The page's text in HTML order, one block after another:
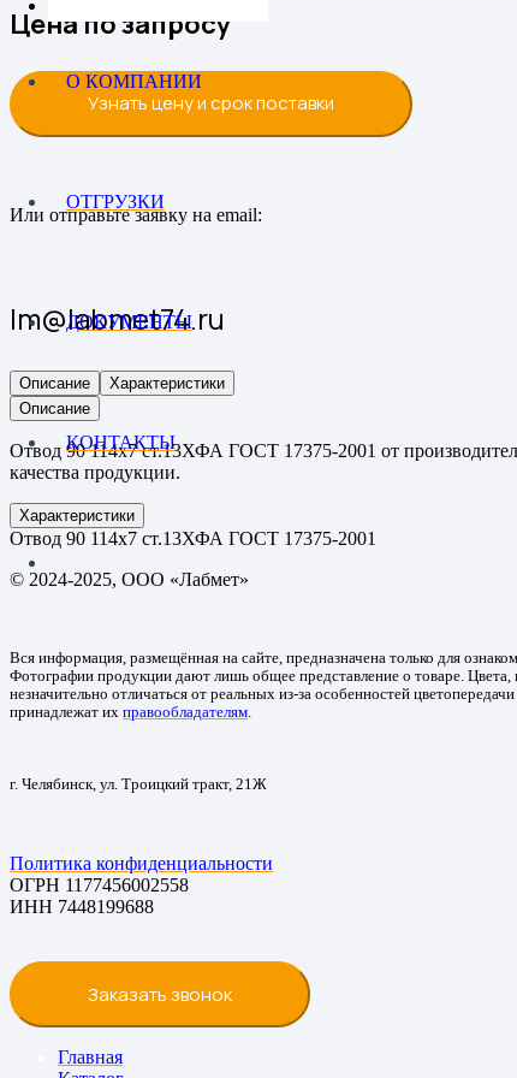
О КОМПАНИИ
ОТГРУЗКИ
ДОКУМЕНТЫ
КОНТАКТЫ
Цена по запросу
Узнать цену и срок поставки
Или отправьте заявку на email:
lm@labmet74.ru
Описание
Характеристики
Описание
Отвод 90 114х7 ст.13ХФА ГОСТ 17375-2001 от
качества продукции.
Характеристики
Отвод 90 114х7 ст.13ХФА ГОСТ 17375-2001
© 2024-2025, ООО «Лабмет»
Вся информация, размещённая на сайте, предназначена только для
Фотографии продукции дают лишь общее представление о товаре. Цвета,
незначительно отличаться от реальных из-за особенностей
принадлежат их правообладателям
г. Челябинск, ул. Троицкий тракт, 21Ж
Политика конфиденциальности
ОГРН 1177456002558
ИНН 7448199688
Заказать звонок
Главная